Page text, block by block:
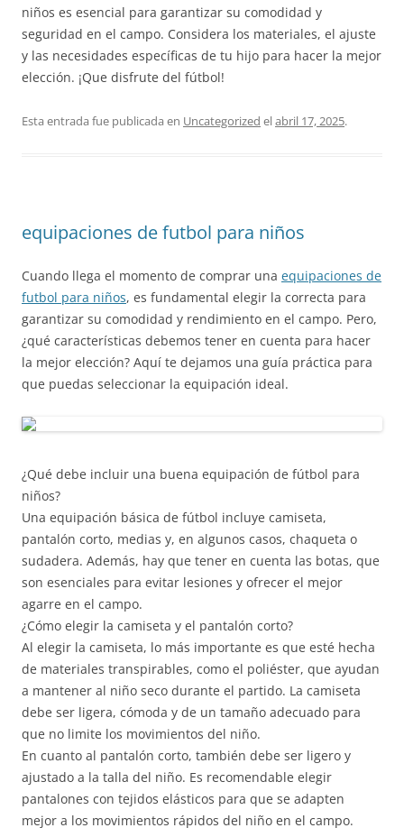
niños es esencial para garantizar su comodidad y
seguridad en el campo. Considera los materiales, el ajuste
y las necesidades específicas de tu hijo para hacer la mejor
elección. ¡Que disfrute del fútbol!
Esta entrada fue publicada en Uncategorized elabril 17, 2025.
equipaciones de futbol para niños
Cuando llega el momento de comprar una equipaciones de
futbol para niños, es fundamental elegir la correcta para
garantizar su comodidad y rendimiento en el campo. Pero,
¿qué características debemos tener en cuenta para hacer
la mejor elección? Aquí te dejamos una guía práctica para
que puedas seleccionar la equipación ideal.
¿Qué debe incluir una buena equipación de fútbol para
niños?
Una equipación básica de fútbol incluye camiseta,
pantalón corto, medias y, en algunos casos, chaqueta o
sudadera. Además, hay que tener en cuenta las botas, que
son esenciales para evitar lesiones y ofrecer el mejor
agarre en el campo.
¿Cómo elegir la camiseta y el pantalón corto?
Al elegir la camiseta, lo más importante es que esté hecha
de materiales transpirables, como el poliéster, que ayudan
a mantener al niño seco durante el partido. La camiseta
debe ser ligera, cómoda y de un tamaño adecuado para
que no limite los movimientos del niño.
En cuanto al pantalón corto, también debe ser ligero y
ajustado a la talla del niño. Es recomendable elegir
pantalones con tejidos elásticos para que se adapten
mejor a los movimientos rápidos del niño en el campo.